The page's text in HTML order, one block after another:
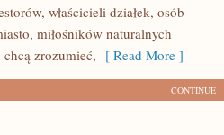
właścicieli działek, osób
miłośników naturalnych
zrozumieć, [ Read More ]
CONTINUE